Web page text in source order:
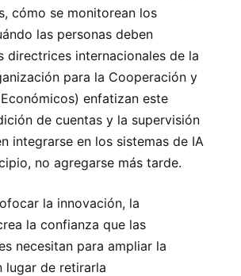
cómo se monitorean los
las personas deben
directrices internacionales de la
para la Cooperación y
enfatizan este
de cuentas y la supervisión
integrarse en los sistemas de IA
no agregarse más tarde.
la innovación, la
la confianza que las
necesitan para ampliar la
lugar de retirarla